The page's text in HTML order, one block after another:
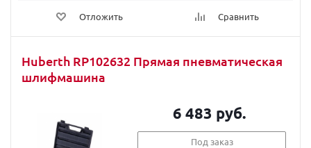
Отложить Сравнить
Huberth RP102632 Прямая пневматическая
шлифмашина
6 483 руб.
Под заказ